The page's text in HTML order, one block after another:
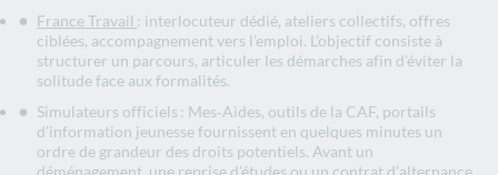
France Travail : interlocuteur dédié, ateliers collectifs, offres
ciblées, accompagnement vers l’emploi. L’objectif consiste à
structurer un parcours, articuler les démarches afin d’éviter la
solitude face aux formalités.
Simulateurs officiels : Mes‑Aides, outils de la CAF, portails
d’information jeunesse fournissent en quelques minutes un
ordre de grandeur des droits potentiels. Avant un
déménagement, une reprise d’études ou un contrat d’alternance,